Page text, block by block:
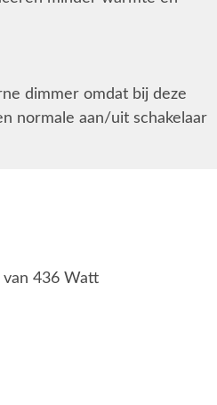
dimmer omdat bij deze
normale aan/uit schakelaar
436 Watt